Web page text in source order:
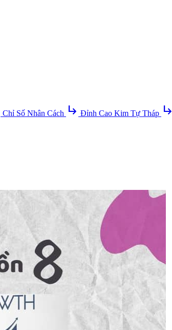
Chỉ Số Nhân Cách subdirectory_arrow_right Đỉnh Cao Kim Tự Tháp subdirectory_arrow_right